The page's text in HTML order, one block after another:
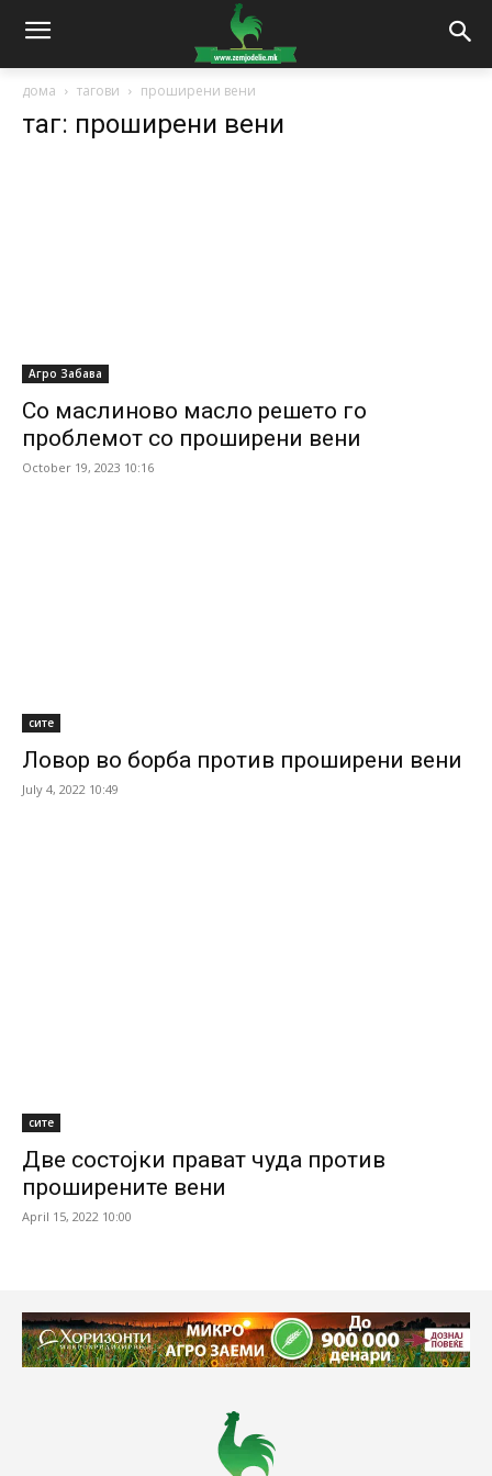
дома тагови проширени вени
таг: проширени вени
Агро Забава
Со маслиново масло решето го
проблемот со проширени вени
October 19, 2023 10:16
сите
Ловор во борба против проширени вени
July 4, 2022 10:49
сите
Две состојки прават чуда против
проширените вени
April 15, 2022 10:00